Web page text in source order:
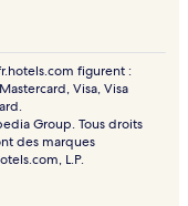
figurent :
Visa, Visa
Group. Tous droits
des marques
L.P.